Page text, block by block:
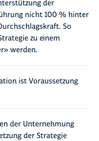
der
nicht 100 % hinter
So
zu einem
werden.
ist Voraussetzung
der Unternehmung
der Strategie